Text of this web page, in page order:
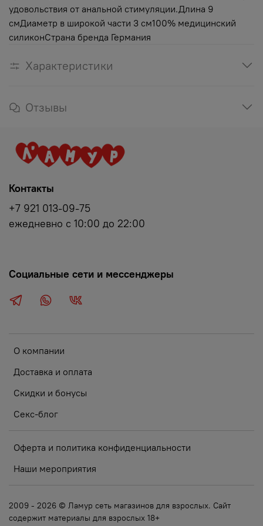
удовольствия от анальной стимуляции.Длина 9
смДиаметр в широкой части 3 см100% медицинский
силиконСтрана бренда Германия
Характеристики
Отзывы
О компании
Доставка и оплата
Скидки и бонусы
Секс-блог
Оферта и политика конфиденциальности
Наши мероприятия
Контакты
+7 921 013-09-75
ежедневно с 10:00 до 22:00
Социальные сети и мессенджеры
2009 - 2026 © Ламур сеть магазинов для взрослых. Сайт
содержит материалы для взрослых 18+